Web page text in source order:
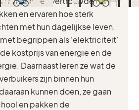
en ervaren hoe sterk
met hun dagelijkse leven.
begrippen als ‘elektriciteit’
de kostprijs van energie en de
Daarnaast leren ze wat de
zijn binnen hun
kunnen doen, ze gaan
en pakken de